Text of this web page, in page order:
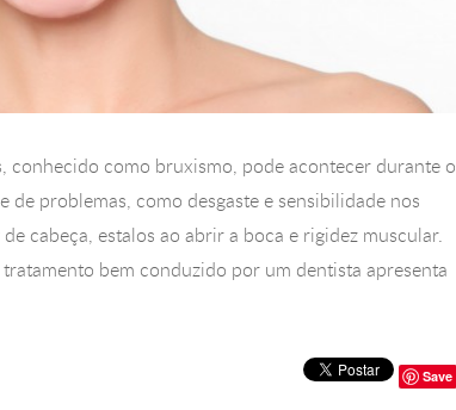
conhecido como bruxismo, pode acontecer durante o
de problemas, como desgaste e sensibilidade nos
cabeça, estalos ao abrir a boca e rigidez muscular.
bem conduzido por um dentista apresenta
Save